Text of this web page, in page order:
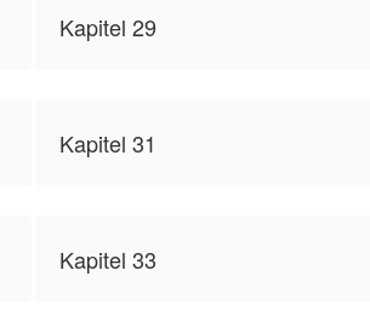
Kapitel 29
Kapitel 31
Kapitel 33